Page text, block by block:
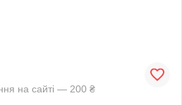
на сайті — 200 ₴